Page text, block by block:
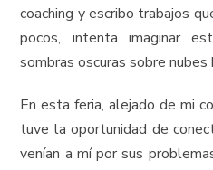
coaching y escribo trabajos
pocos, intenta imaginar
sombras oscuras sobre nubes
En esta feria, alejado de mi
tuve la oportunidad de
venían a mí por sus